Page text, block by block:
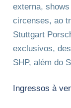
externa,
circenses, ao
Stuttgart
exclusivos,
SHP, além do
Ingressos à